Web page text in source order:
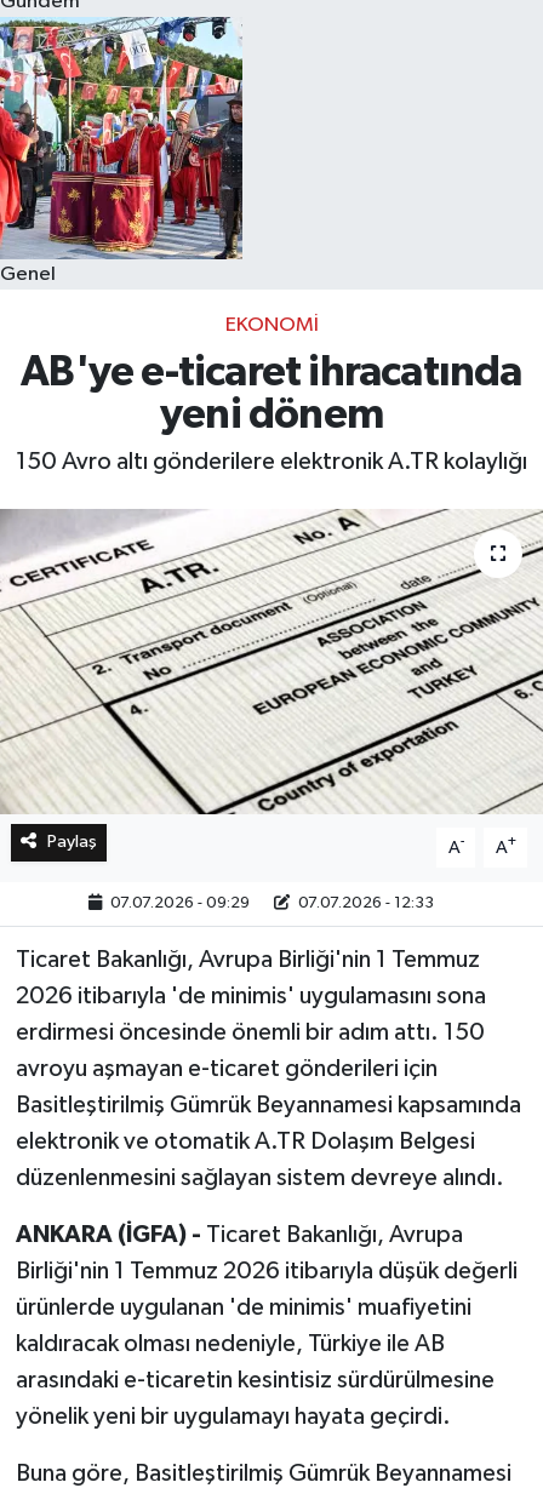
Genel
EKONOMI
AB'ye e-ticaret ihracatında
yeni dönem
150 Avro altı gönderilere elektronik A.TR kolaylığı
Paylaş A- A+
07.07.2026 - 09:29 07.07.2026 - 12:33
Ticaret Bakanlığı, Avrupa Birliği'nin 1 Temmuz
2026 itibarıyla 'de minimis' uygulamasını sona
erdirmesi öncesinde önemli bir adım attı. 150
avroyu aşmayan e-ticaret gönderileri için
Basitleştirilmiş Gümrük Beyannamesi kapsamında
elektronik ve otomatik A.TR Dolaşım Belgesi
düzenlenmesini sağlayan sistem devreye alındı.
ANKARA (İGFA) - Ticaret Bakanlığı, Avrupa
Birliği'nin 1 Temmuz 2026 itibarıyla düşük değerli
ürünlerde uygulanan 'de minimis' muafiyetini
kaldıracak olması nedeniyle, Türkiye ile AB
arasındaki e-ticaretin kesintisiz sürdürülmesine
yönelik yeni bir uygulamayı hayata geçirdi.
Buna göre, Basitleştirilmiş Gümrük Beyannamesi
Eğitim
Sağlık
Dünya
Magazin
Kültür & Sanat
Bilim
Genel
Bilim, Teknoloji